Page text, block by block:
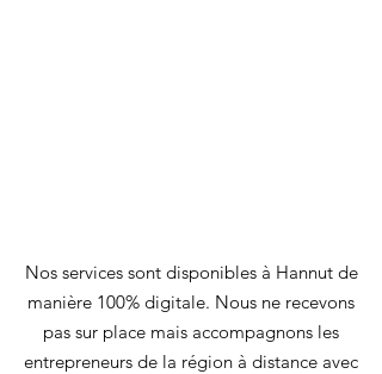
Nos services sont disponibles à Hannut de
manière 100% digitale. Nous ne recevons
pas sur place mais accompagnons les
entrepreneurs de la région à distance avec